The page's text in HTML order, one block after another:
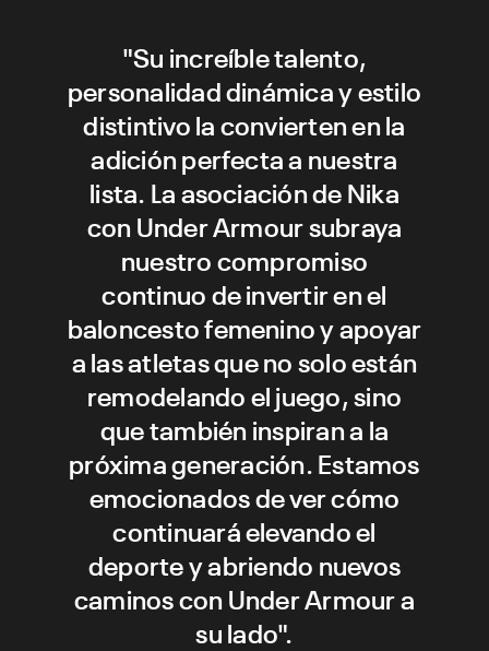
"Su increíble talento,
personalidad dinámica y estilo
distintivo la convierten en la
adición perfecta a nuestra
lista. La asociación de Nika
con Under Armour subraya
nuestro compromiso
continuo de invertir en el
baloncesto femenino y apoyar
a las atletas que no solo están
remodelando el juego, sino
que también inspiran a la
próxima generación. Estamos
emocionados de ver cómo
continuará elevando el
deporte y abriendo nuevos
caminos con Under Armour a
su lado".